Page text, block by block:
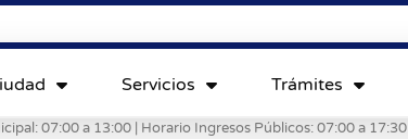
Servicios Trámites
07:00 a 13:00 | Horario Ingresos Públicos: 07:00 a 17:30